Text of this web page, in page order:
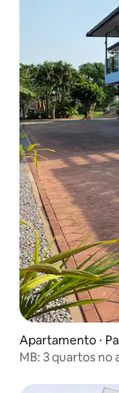
Apartamento ⋅
MB: 3 quartos no